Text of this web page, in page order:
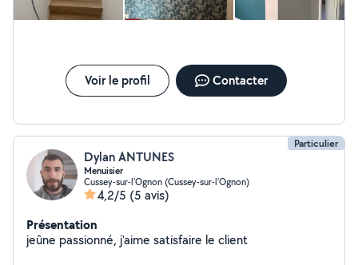
Voir le profil Contacter
Particulier
Dylan ANTUNES
Menuisier
Cussey-sur-l'Ognon (Cussey-sur-l'Ognon)
4,2/5 (5 avis)
Présentation
jeûne passionné, j'aime satisfaire le client